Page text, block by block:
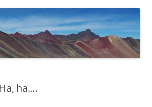
ha….